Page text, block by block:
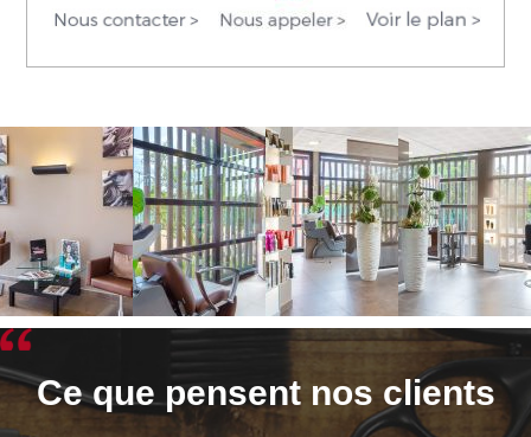
Ce que pensent nos clients